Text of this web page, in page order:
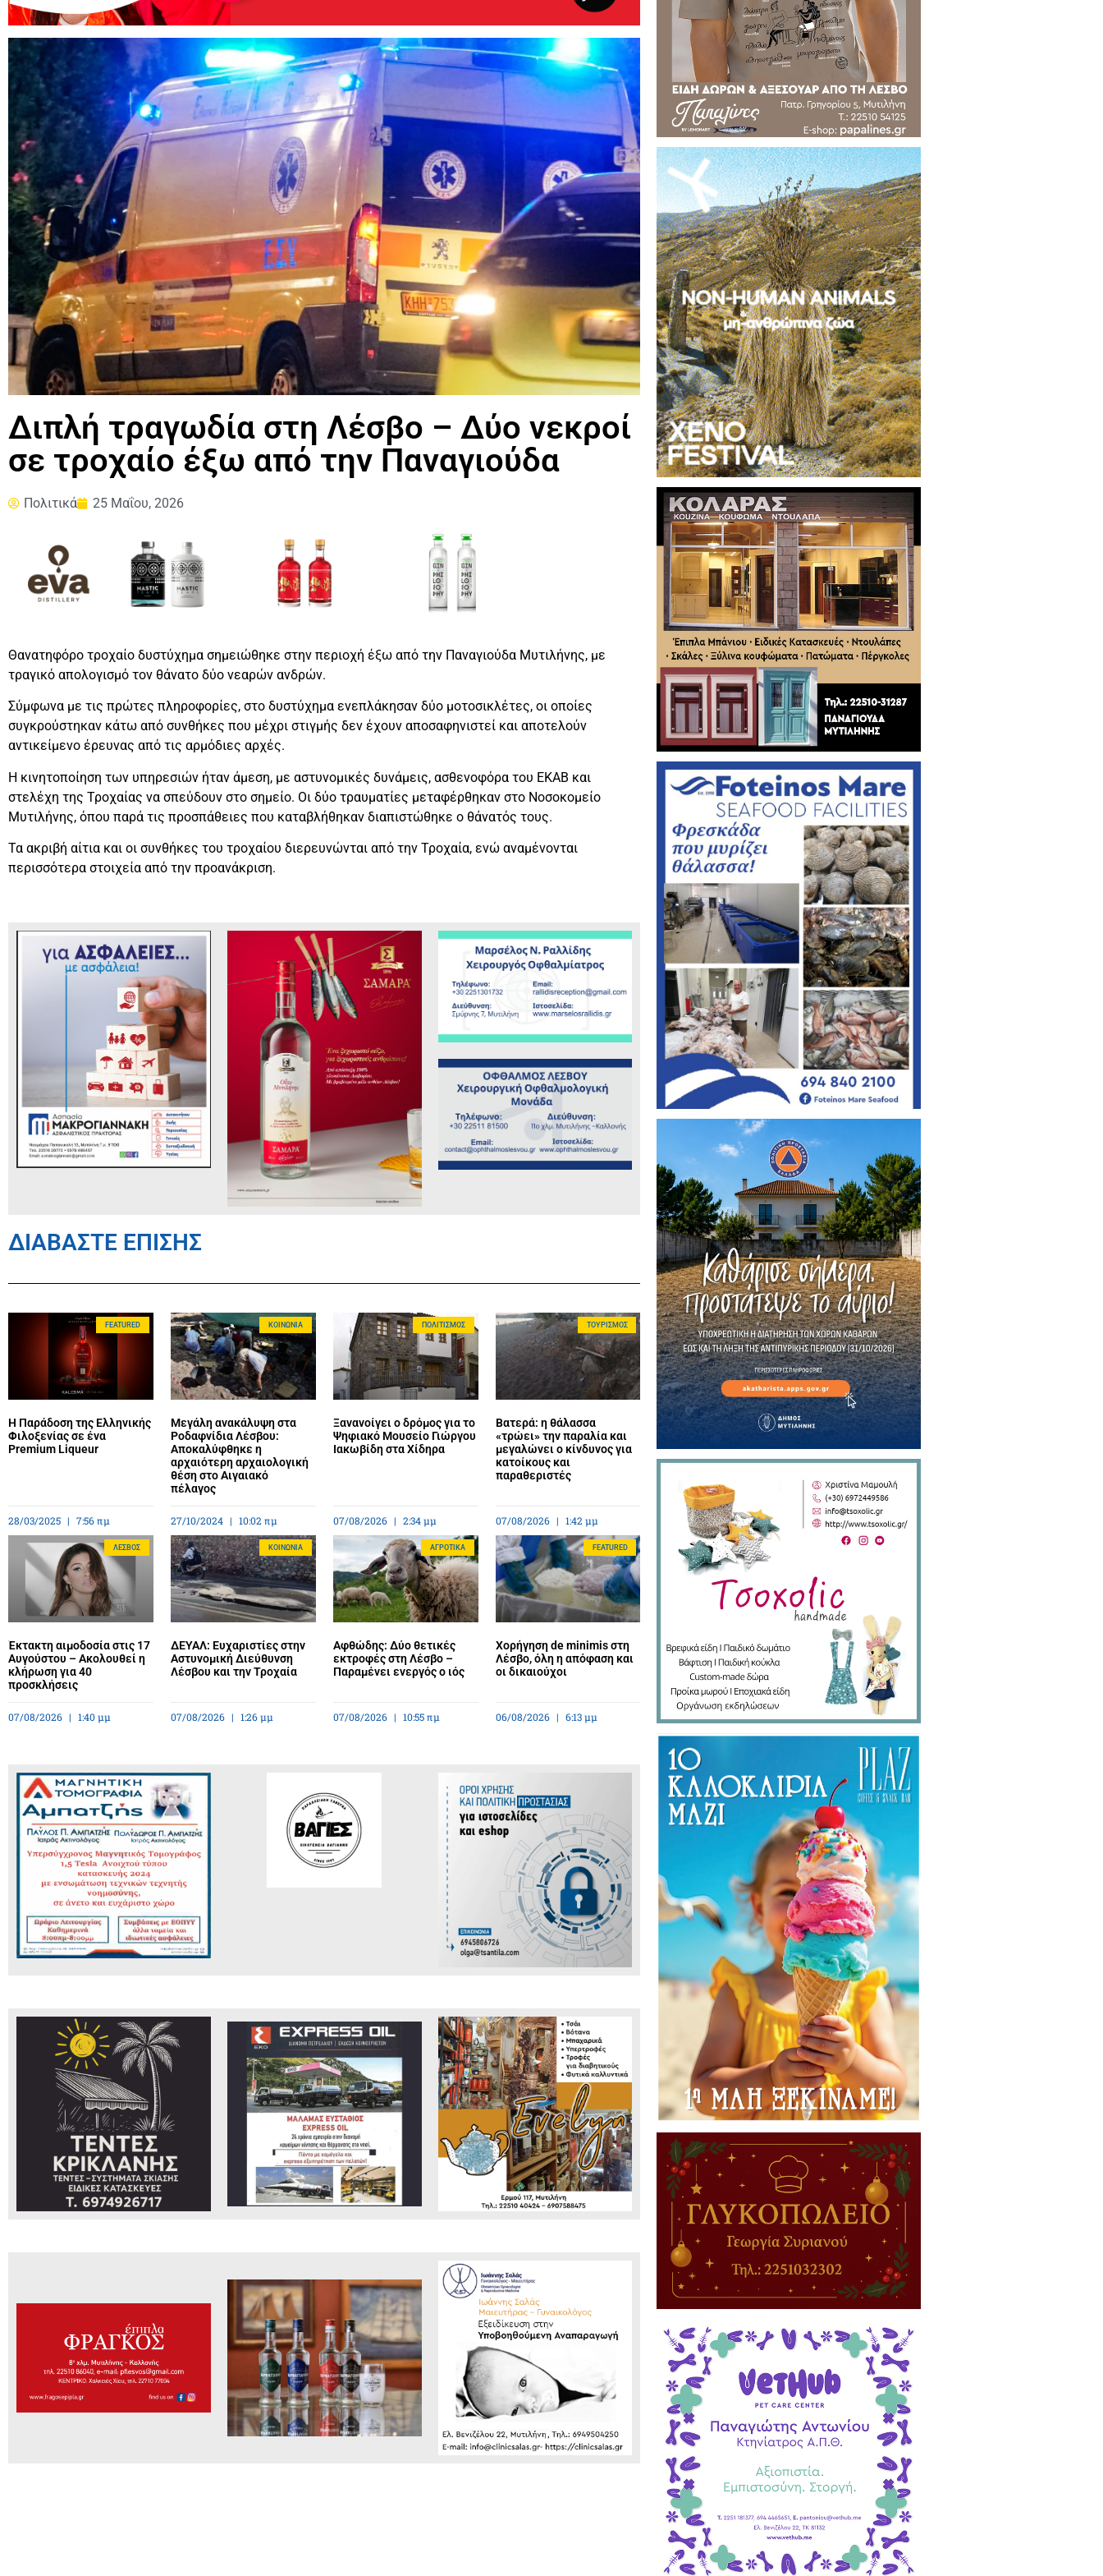
Διπλή τραγωδία στη Λέσβο – Δύο νεκροί
σε τροχαίο έξω από την Παναγιούδα
Πολιτικά 25 Μαΐου, 2026
Θανατηφόρο τροχαίο δυστύχημα σημειώθηκε στην περιοχή έξω από την Παναγιούδα Μυτιλήνης, με
τραγικό απολογισμό τον θάνατο δύο νεαρών ανδρών.
Σύμφωνα με τις πρώτες πληροφορίες, στο δυστύχημα ενεπλάκησαν δύο μοτοσικλέτες, οι οποίες
συγκρούστηκαν κάτω από συνθήκες που μέχρι στιγμής δεν έχουν αποσαφηνιστεί και αποτελούν
αντικείμενο έρευνας από τις αρμόδιες αρχές.
Η κινητοποίηση των υπηρεσιών ήταν άμεση, με αστυνομικές δυνάμεις, ασθενοφόρα του ΕΚΑΒ και
στελέχη της Τροχαίας να σπεύδουν στο σημείο. Οι δύο τραυματίες μεταφέρθηκαν στο Νοσοκομείο
Μυτιλήνης, όπου παρά τις προσπάθειες που καταβλήθηκαν διαπιστώθηκε ο θάνατός τους.
Τα ακριβή αίτια και οι συνθήκες του τροχαίου διερευνώνται από την Τροχαία, ενώ αναμένονται
περισσότερα στοιχεία από την προανάκριση.
ΔΙΑΒΑΣΤΕ ΕΠΙΣΗΣ
FEATURED
Η Παράδοση της Ελληνικής
Φιλοξενίας σε ένα
Premium Liqueur
28/03/2025 7:56 πμ
ΚΟΙΝΩΝΊΑ
Μεγάλη ανακάλυψη στα
Ροδαφνίδια Λέσβου:
Αποκαλύφθηκε η
αρχαιότερη αρχαιολογική
θέση στο Αιγαιακό
πέλαγος
27/10/2024 10:02 πμ
ΠΟΛΙΤΙΣΜΌΣ
Ξανανοίγει ο δρόμος για το
Ψηφιακό Μουσείο Γιώργου
Ιακωβίδη στα Χίδηρα
07/08/2026 2:34 μμ
ΤΟΥΡΙΣΜΌΣ
Βατερά: η θάλασσα
«τρώει» την παραλία και
μεγαλώνει ο κίνδυνος για
κατοίκους και
παραθεριστές
07/08/2026 1:42 μμ
ΛΈΣΒΟΣ
Έκτακτη αιμοδοσία στις 17
Αυγούστου – Ακολουθεί η
κλήρωση για 40
προσκλήσεις
07/08/2026 1:40 μμ
ΚΟΙΝΩΝΊΑ
ΔΕΥΑΛ: Ευχαριστίες στην
Αστυνομική Διεύθυνση
Λέσβου και την Τροχαία
07/08/2026 1:26 μμ
ΑΓΡΟΤΙΚΆ
Αφθώδης: Δύο θετικές
εκτροφές στη Λέσβο –
Παραμένει ενεργός ο ιός
07/08/2026 10:55 πμ
FEATURED
Χορήγηση de minimis στη
Λέσβο, όλη η απόφαση και
οι δικαιούχοι
06/08/2026 6:13 μμ